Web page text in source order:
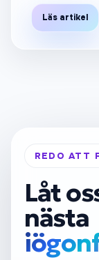
Läs artikel
REDO ATT
Låt
nästa